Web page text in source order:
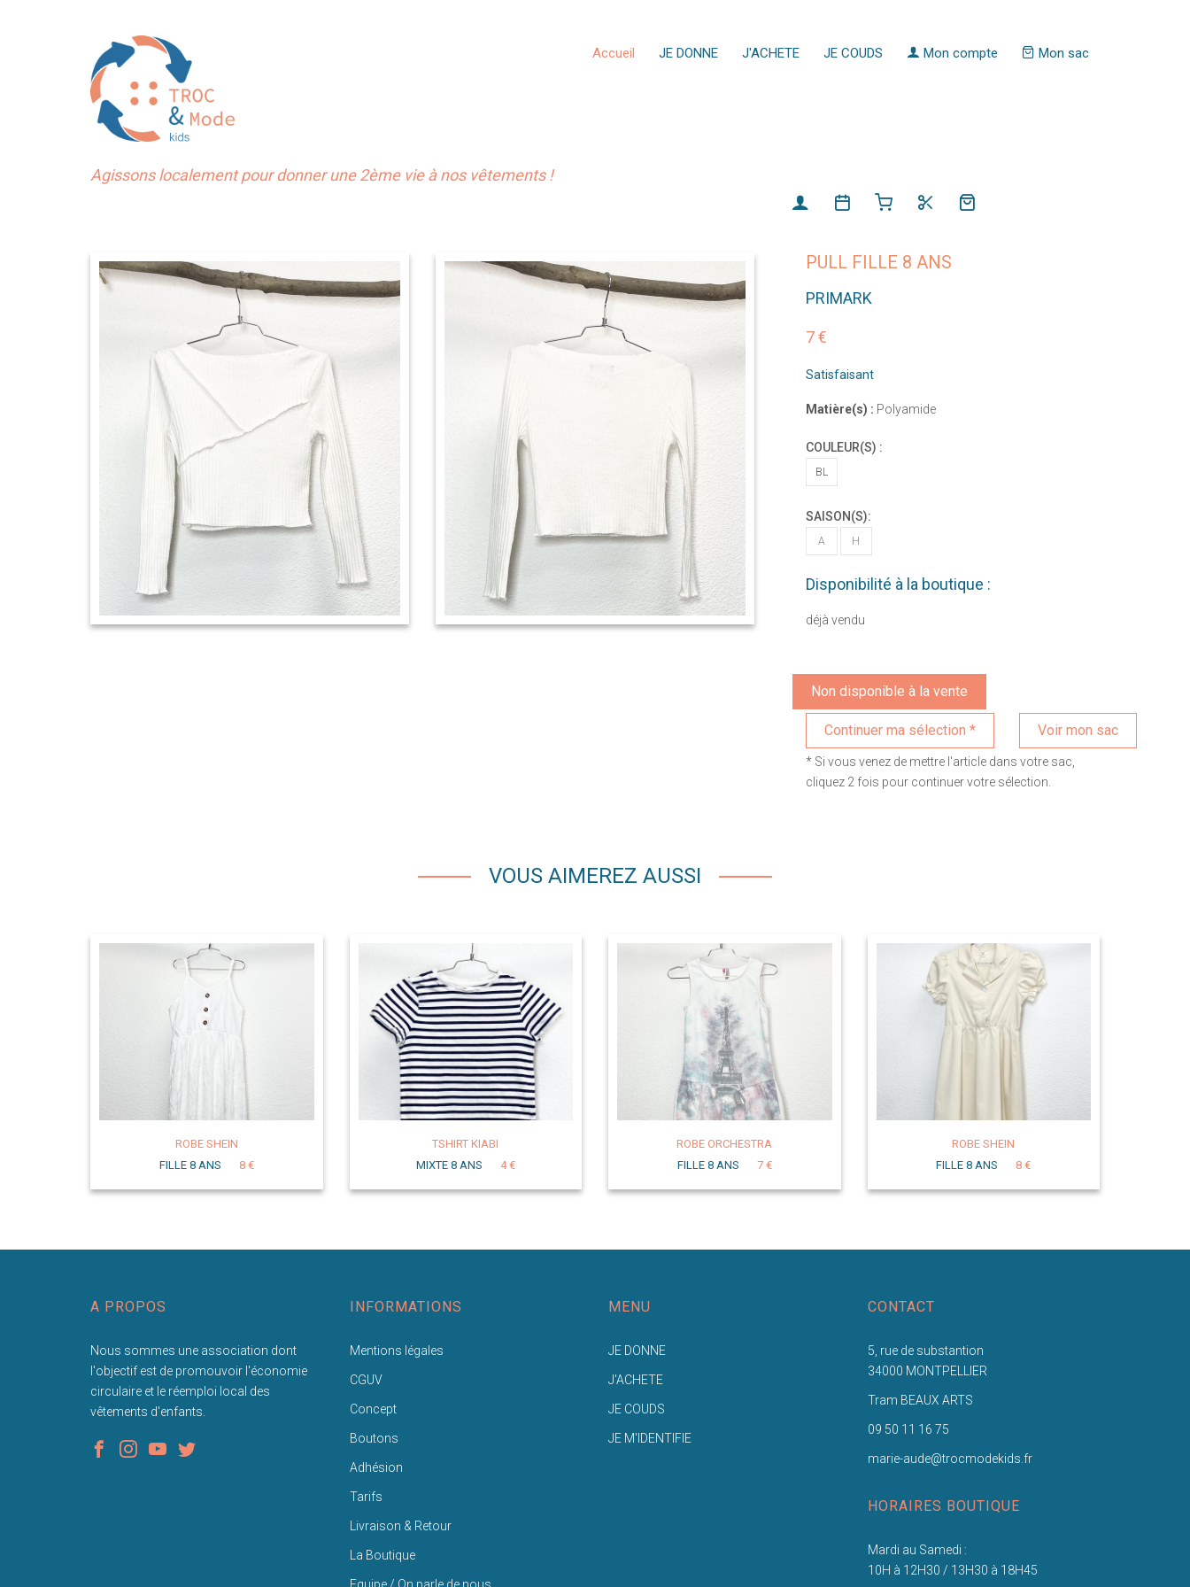
Accueil JE DONNE J'ACHETE JE COUDS Mon compte Mon sac
Agissons localement pour donner une 2ème vie à nos vêtements !
PULL FILLE 8 ANS
PRIMARK
7 €
Satisfaisant
Matière(s) : Polyamide
COULEUR(S) :
BL
SAISON(S):
A H
Disponibilité à la boutique :
déjà vendu
Non disponible à la vente
Voir mon sac
* Si vous venez de mettre l'article dans votre sac,
cliquez 2 fois pour continuer votre sélection.
VOUS AIMEREZ AUSSI
ROBE SHEIN
FILLE 8 ANS
8 €
TSHIRT KIABI
MIXTE 8 ANS
4 €
ROBE ORCHESTRA
FILLE 8 ANS
7 €
ROBE SHEIN
FILLE 8 ANS
8 €
A PROPOS
Nous sommes une association dont
l'objectif est de promouvoir l'économie
circulaire et le réemploi local des
vêtements d'enfants.
INFORMATIONS
Mentions légales
CGUV
Concept
Boutons
Adhésion
Tarifs
Livraison & Retour
La Boutique
MENU
JE DONNE
J'ACHETE
JE COUDS
JE M'IDENTIFIE
CONTACT
5, rue de substantion
34000 MONTPELLIER
Tram BEAUX ARTS
09 50 11 16 75
marie-aude@trocmodekids.fr
HORAIRES BOUTIQUE
Mardi au Samedi :
10H à 12H30 / 13H30 à 18H45